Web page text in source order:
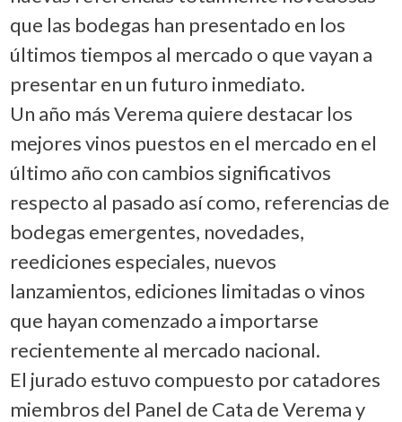
que las bodegas han presentado en los
últimos tiempos al mercado o que vayan a
presentar en un futuro inmediato.
Un año más Verema quiere destacar los
mejores vinos puestos en el mercado en el
último año con cambios significativos
respecto al pasado así como, referencias de
bodegas emergentes, novedades,
reediciones especiales, nuevos
lanzamientos, ediciones limitadas o vinos
que hayan comenzado a importarse
recientemente al mercado nacional.
El jurado estuvo compuesto por catadores
miembros del Panel de Cata de Verema y